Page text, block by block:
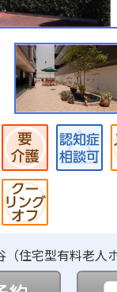
（住宅型有料老人
見学予約